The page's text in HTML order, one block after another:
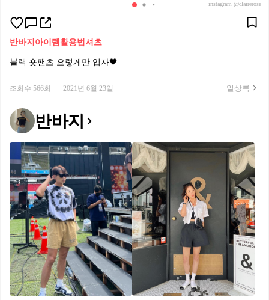
instagram @clairerose
반바지 아이템활용법 셔츠
블랙 숏팬츠 요렇게만 입자🖤
조회수 566회 · 2021년 6월 23일 일상룩
반바지